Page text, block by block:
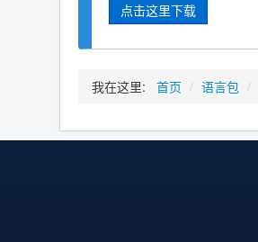
点击这里下载
我在这里: 首页 / 语言包 /